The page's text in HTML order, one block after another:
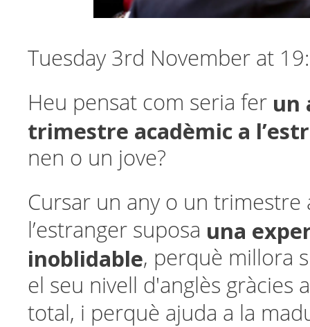
Tuesday 3rd November at
Heu pensat com seria fer un
trimestre acadèmic a
nen o un jove?
Cursar un any o un trimestre
l’estranger suposa una
inoblidable, perquè millora
el seu nivell d'anglès gràcies
total, i perquè ajuda a la